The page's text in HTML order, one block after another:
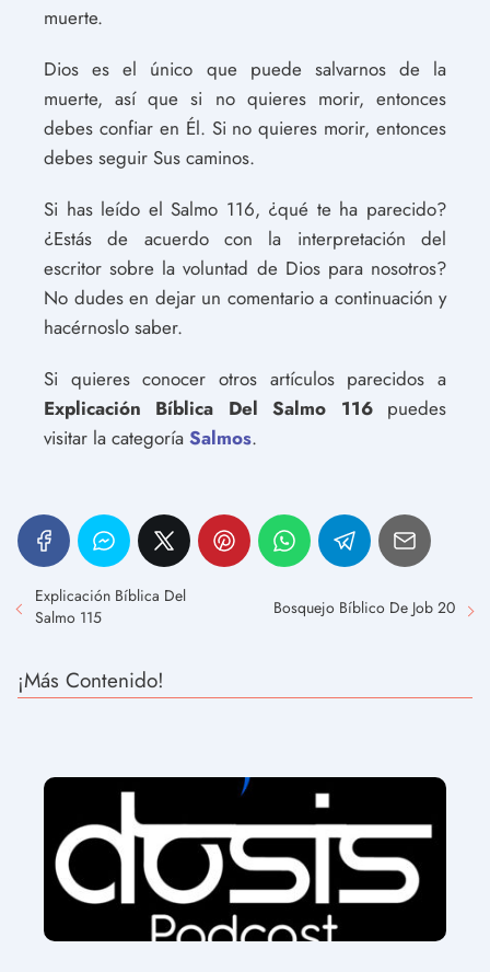
muerte.
Dios es el único que puede salvarnos de la
muerte, así que si no quieres morir, entonces
debes confiar en Él. Si no quieres morir, entonces
debes seguir Sus caminos.
Si has leído el Salmo 116, ¿qué te ha parecido?
¿Estás de acuerdo con la interpretación del
escritor sobre la voluntad de Dios para nosotros?
No dudes en dejar un comentario a continuación y
hacérnoslo saber.
Si quieres conocer otros artículos parecidos a
Explicación Bíblica Del Salmo 116puedes
visitar la categoría Salmos.
Explicación Bíblica Del
Salmo 115
Bosquejo Bíblico De Job 20
¡Más Contenido!